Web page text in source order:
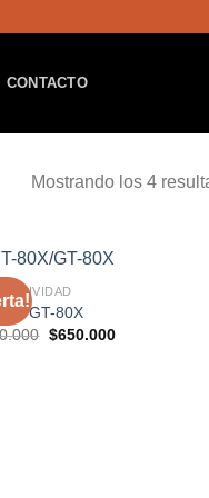
CONTACTO
Mostrando los 4
GT-80X
El
$650.000El